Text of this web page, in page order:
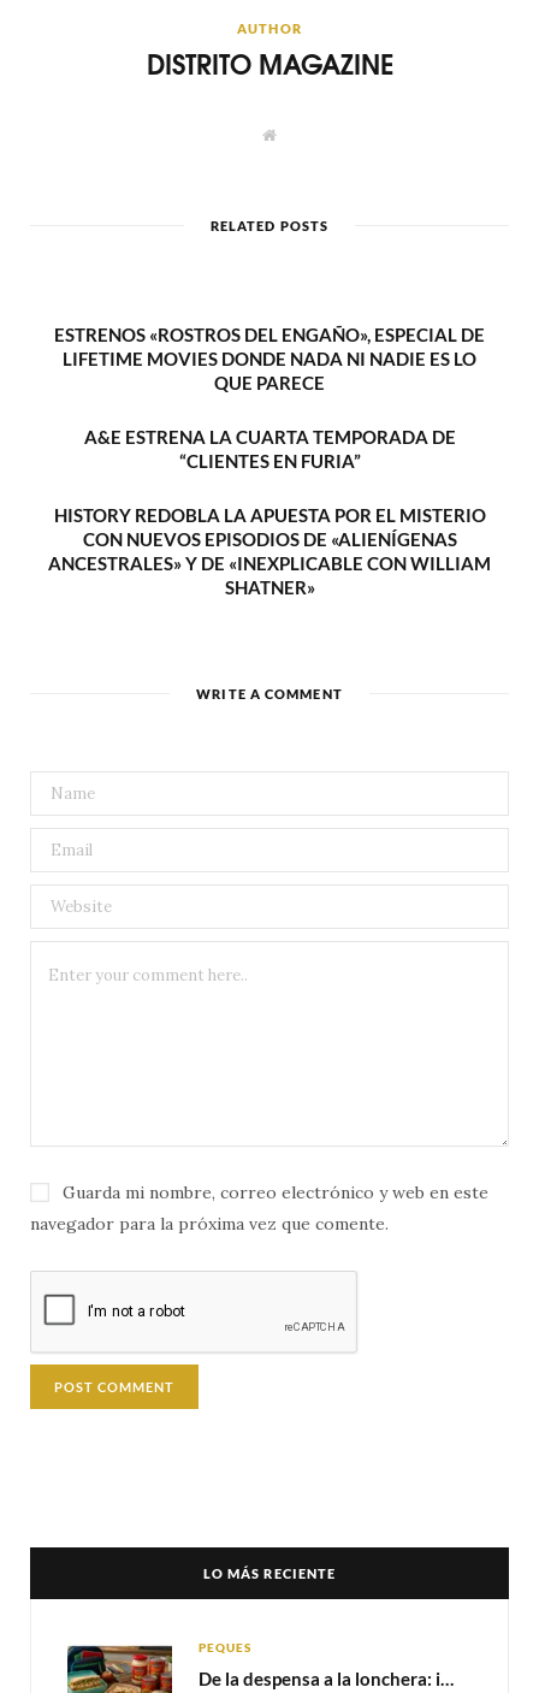
AUTHOR
DISTRITO MAGAZINE
W
e
RELATED POSTS
ESTRENOS «ROSTROS DEL ENGAÑO», ESPECIAL DE
LIFETIME MOVIES DONDE NADA NI NADIE ES LO
QUE PARECE
A&E ESTRENA LA CUARTA TEMPORADA DE
“CLIENTES EN FURIA”
HISTORY REDOBLA LA APUESTA POR EL MISTERIO
CON NUEVOS EPISODIOS DE «ALIENÍGENAS
ANCESTRALES» Y DE «INEXPLICABLE CON WILLIAM
SHATNER»
WRITE A COMMENT
Guarda mi nombre, correo electrónico y web en este
navegador para la próxima vez que comente.
LO MÁS RECIENTE
PEQUES
De la despensa a la lonchera: ideas rápidas para el regreso a clases